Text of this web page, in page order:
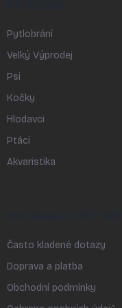
Pytlobrání
Velký Výprodej
Psi
Kočky
Hlodavci
Ptáci
Akvaristika
Často kladené dotazy
Doprava a platba
Obchodní podmínky